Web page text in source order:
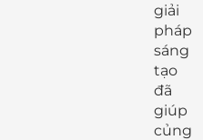
giải
pháp
sáng
tạo
đã
giúp
củng